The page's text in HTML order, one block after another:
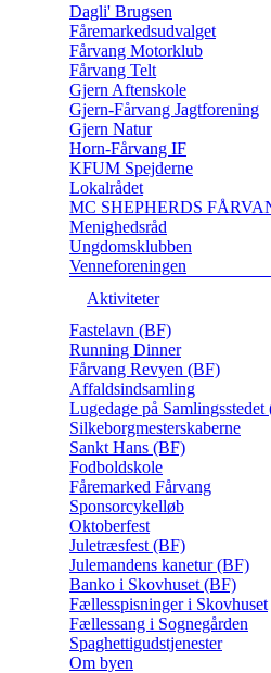
Dagli' Brugsen
Fåremarkedsudvalget
Fårvang Motorklub
Fårvang Telt
Gjern Aftenskole
Gjern-Fårvang Jagtforening
Gjern Natur
Horn-Fårvang IF
KFUM Spejderne
Lokalrådet
MC SHEPHERDS
Menighedsråd
Ungdomsklubben
Venneforeningen
Aktiviteter
Fastelavn (BF)
Running Dinner
Fårvang Revyen (BF)
Affaldsindsamling
Lugedage på Samlingsstedet
Silkeborgmesterskaberne
Sankt Hans (BF)
Fodboldskole
Fåremarked Fårvang
Sponsorcykelløb
Oktoberfest
Juletræsfest (BF)
Julemandens kanetur (BF)
Banko i Skovhuset (BF)
Fællesspisninger i Skovhuset
Fællessang i Sognegården
Spaghettigudstjenester
Om byen